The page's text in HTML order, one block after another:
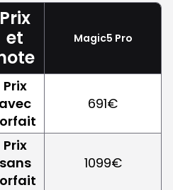
Prix
et
Magic5 Pro
Prix
avec
691€
Prix
sans
1099€